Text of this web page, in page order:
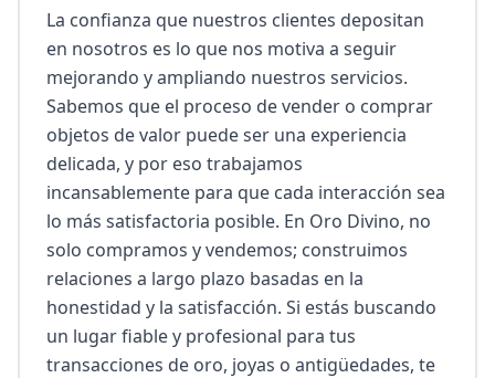
La confianza que nuestros clientes depositan
en nosotros es lo que nos motiva a seguir
mejorando y ampliando nuestros servicios.
Sabemos que el proceso de vender o comprar
objetos de valor puede ser una experiencia
delicada, y por eso trabajamos
incansablemente para que cada interacción sea
lo más satisfactoria posible. En Oro Divino, no
solo compramos y vendemos; construimos
relaciones a largo plazo basadas en la
honestidad y la satisfacción. Si estás buscando
un lugar fiable y profesional para tus
transacciones de oro, joyas o antigüedades, te